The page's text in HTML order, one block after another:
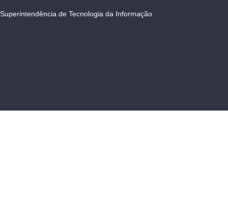
Superintendência de Tecnologia da Informação